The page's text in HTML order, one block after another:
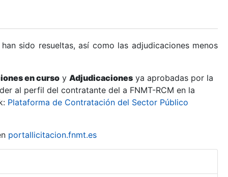
sido resueltas, así como las adjudicaciones menos
en curso y Adjudicaciones ya aprobadas por la
al perfil del contratante del a FNMT-RCM en la
Plataforma de Contratación del Sector Público
portallicitacion.fnmt.es